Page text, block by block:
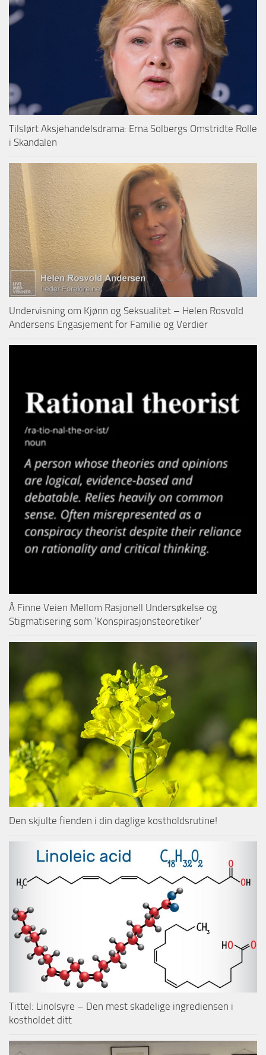
Tilslørt Aksjehandelsdrama: Erna Solbergs Omstridte Rolle
i Skandalen
Undervisning om Kjønn og Seksualitet – Helen Rosvold
Andersens Engasjement for Familie og Verdier
Å Finne Veien Mellom Rasjonell Undersøkelse og
Stigmatisering som ‘Konspirasjonsteoretiker’
Den skjulte fienden i din daglige kostholdsrutine!
Tittel: Linolsyre – Den mest skadelige ingrediensen i
kostholdet ditt